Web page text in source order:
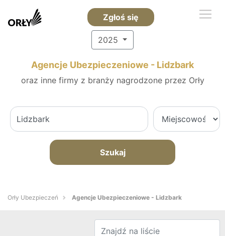
Zgłoś się
2025
Agencje Ubezpieczeniowe - Lidzbark
oraz inne firmy z branży nagrodzone przez Orły
Szukaj
Orły Ubezpieczeń Agencje Ubezpieczeniowe - Lidzbark